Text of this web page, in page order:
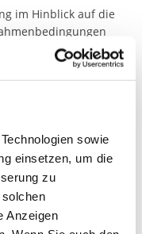
sowie
einsetzen, um die
zu
Anzeigen
im Hinblick auf die
bieten wir
Ansprechperson,
Elternteilen die
die Sicherung des
Umgänge.
Sie bitte Kontakt zu